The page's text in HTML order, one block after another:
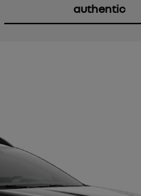
authentic